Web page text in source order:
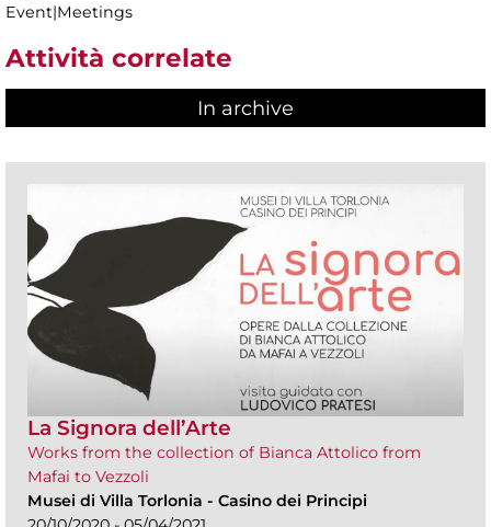
Event|Meetings
Attività correlate
In archive
La Signora dell’Arte
Works from the collection of Bianca Attolico from
Mafai to Vezzoli
Musei di Villa Torlonia - Casino dei Principi